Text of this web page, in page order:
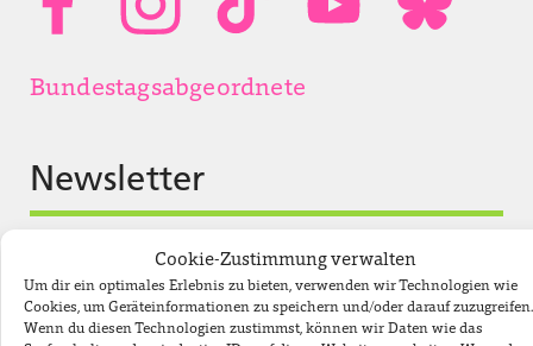
Cookie-Zustimmung verwalten
Um dir ein optimales Erlebnis zu bieten, verwenden wir Technologien wie
Cookies, um Geräteinformationen zu speichern und/oder darauf zuzugreifen.
Wenn du diesen Technologien zustimmst, können wir Daten wie das
Bundestagsabgeordnete
Newsletter
Impressum
Datenschutzerklärung